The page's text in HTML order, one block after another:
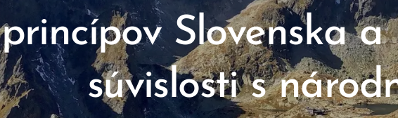
princípov Slovenska a
súvislosti s